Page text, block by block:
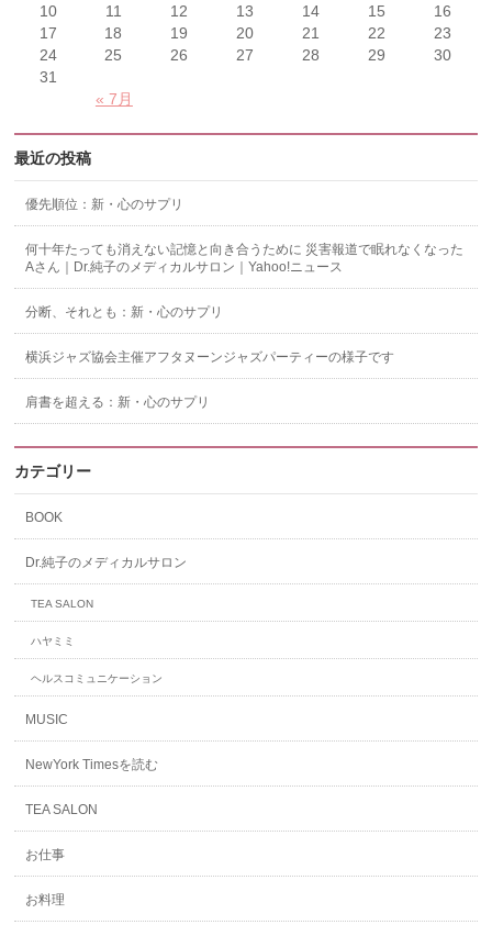
« 7月
10
11 12 13 14 15
16
17
18 19 20 21 22
23
24
25 26 27 28 29
30
31
最近の投稿
優先順位：新・心のサプリ
何十年たっても消えない記憶と向き合うために 災害報道で眠れなくなった
Aさん｜Dr.純子のメディカルサロン｜Yahoo!ニュース
分断、それとも：新・心のサプリ
横浜ジャズ協会主催アフタヌーンジャズパーティーの様子です
肩書を超える：新・心のサプリ
カテゴリー
BOOK
Dr.純子のメディカルサロン
TEA SALON
ハヤミミ
ヘルスコミュニケーション
MUSIC
NewYork Timesを読む
TEA SALON
お仕事
お料理